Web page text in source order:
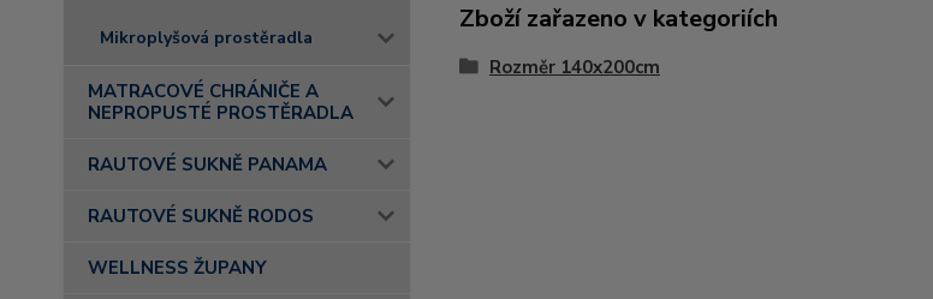
Mikroplyšová prostěradla
MATRACOVÉ CHRÁNIČE A
NEPROPUSTÉ PROSTĚRADLA
RAUTOVÉ SUKNĚ PANAMA
RAUTOVÉ SUKNĚ RODOS
WELLNESS ŽUPANY
Zboží zařazeno v kategoriích
Rozměr 140x200cm